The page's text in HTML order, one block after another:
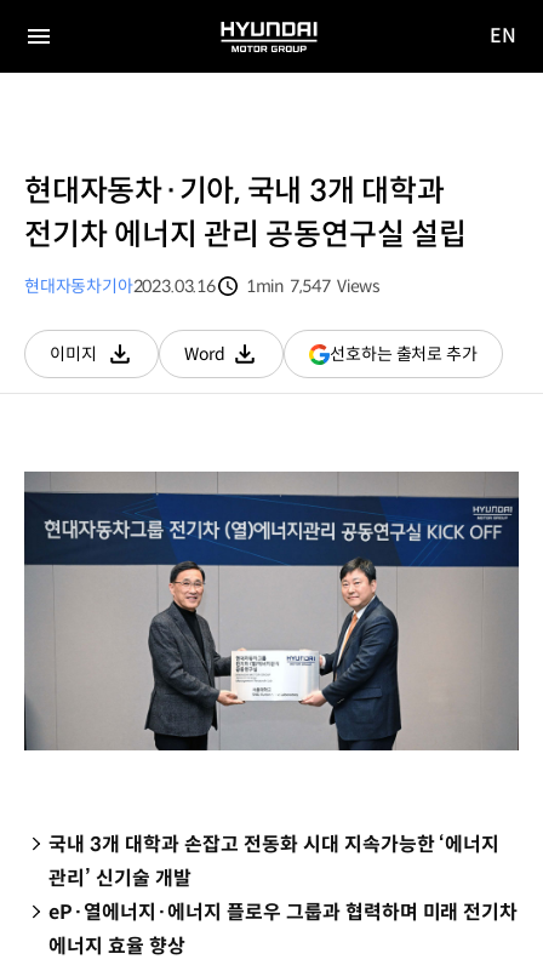
전체
HYUNDAI
MOTOR
EN
현대자동차·기아, 국내 3개 대학과
전기차 에너지 관리 공동연구실 설립
현대자동차기아2023.03.16
1min 7,547 Views
이미지
다운로드
Word
다운로드
선호하는 출처로 추가(새
창
국내 3개 대학과 손잡고 전동화 시대 지속가능한 ‘에너지
관리’ 신기술 개발
eP·열에너지·에너지 플로우 그룹과 협력하며 미래 전기차
에너지 효율 향상